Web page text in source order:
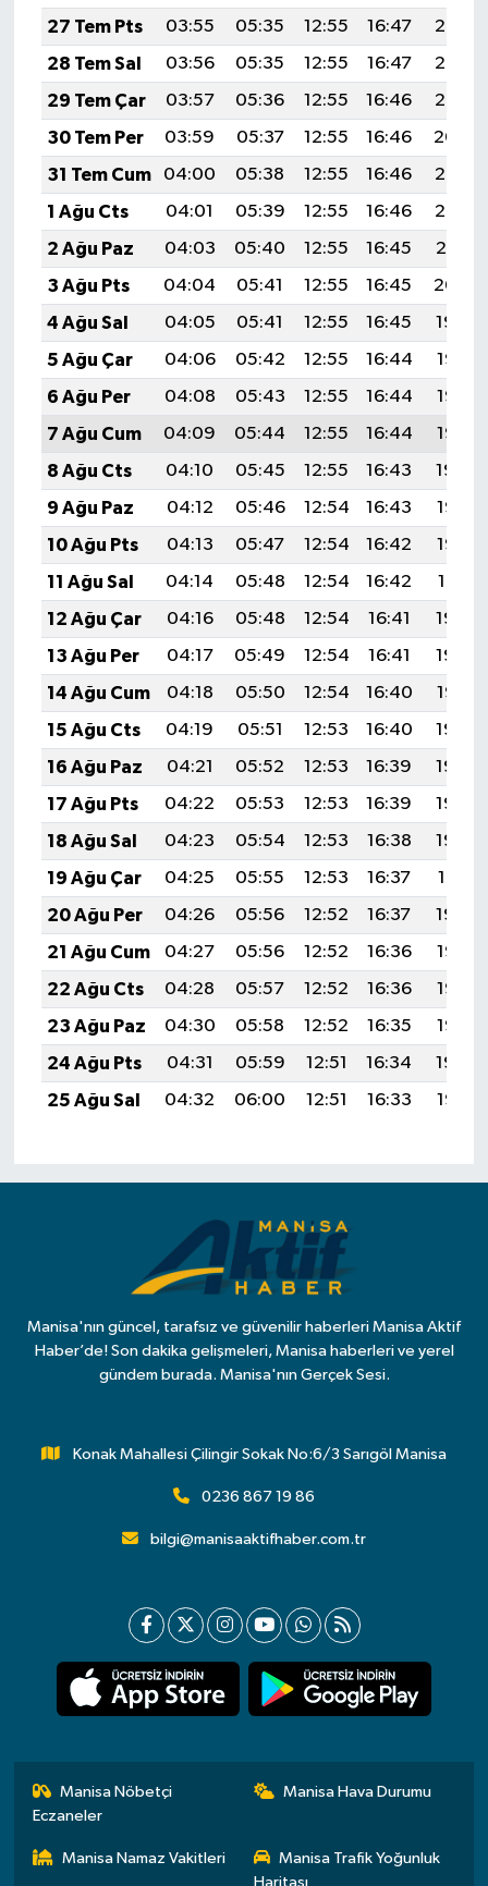
27 Tem Pts
03:55 05:35 12:55 16:47
20:06
28 Tem Sal
03:56 05:35 12:55 16:47
20:05
29 Tem Çar
03:57 05:36 12:55 16:46
20:05
30 Tem Per
03:59 05:37 12:55 16:46
20:04
31 Tem Cum
04:00 05:38 12:55 16:46
20:03
1 Ağu Cts
04:01 05:39 12:55 16:46
20:02
2 Ağu Paz
04:03 05:40 12:55 16:45
20:01
3 Ağu Pts
04:04 05:41 12:55 16:45
20:00
4 Ağu Sal
04:05 05:41 12:55 16:45
19:59
5 Ağu Çar
04:06 05:42 12:55 16:44
19:58
6 Ağu Per
04:08 05:43 12:55 16:44
19:57
7 Ağu Cum
04:09 05:44 12:55 16:44
19:55
8 Ağu Cts
04:10 05:45 12:55 16:43
19:54
9 Ağu Paz
04:12 05:46 12:54 16:43
19:53
10 Ağu Pts
04:13 05:47 12:54 16:42
19:52
11 Ağu Sal
04:14 05:48 12:54 16:42
19:51
12 Ağu Çar
04:16 05:48 12:54 16:41
19:50
13 Ağu Per
04:17 05:49 12:54 16:41
19:48
14 Ağu Cum
04:18 05:50 12:54 16:40
19:47
15 Ağu Cts
04:19 05:51 12:53 16:40
19:46
16 Ağu Paz
04:21 05:52 12:53 16:39
19:45
17 Ağu Pts
04:22 05:53 12:53 16:39
19:43
18 Ağu Sal
04:23 05:54 12:53 16:38
19:42
19 Ağu Çar
04:25 05:55 12:53 16:37
19:41
20 Ağu Per
04:26 05:56 12:52 16:37
19:39
21 Ağu Cum
04:27 05:56 12:52 16:36
19:38
22 Ağu Cts
04:28 05:57 12:52 16:36
19:37
23 Ağu Paz
04:30 05:58 12:52 16:35
19:35
24 Ağu Pts
04:31 05:59 12:51 16:34
19:34
25 Ağu Sal
04:32 06:00 12:51 16:33 19:32
Manisa'nın güncel, tarafsız ve güvenilir haberleri Manisa Aktif
Haber’de! Son dakika gelişmeleri, Manisa haberleri ve yerel
gündem burada. Manisa'nın Gerçek Sesi.
Konak Mahallesi Çilingir Sokak No:6/3 Sarıgöl Manisa
0236 867 19 86
bilgi@manisaaktifhaber.com.tr
Manisa Nöbetçi
Eczaneler
Manisa Hava Durumu
Manisa Namaz Vakitleri
Manisa Trafik Yoğunluk
Haritası